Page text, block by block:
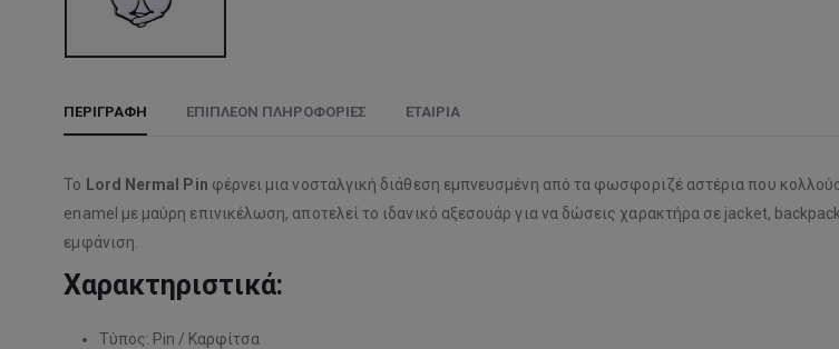
ΠΕΡΙΓΡΑΦΉ ΕΠΙΠΛΈΟΝ ΠΛΗΡΟΦΟΡΊΕΣ ΕΤΑΙΡΊΑ
Το Lord Nermal Pin φέρνει μια νοσταλγική διάθεση εμπνευσμένη από τα φωσφοριζέ αστέρια που
enamel με μαύρη επινικέλωση, αποτελεί το ιδανικό αξεσουάρ για να δώσεις χαρακτήρα σε jacket,
εμφάνιση.
Χαρακτηριστικά:
Τύπος: Pin / Καρφίτσα